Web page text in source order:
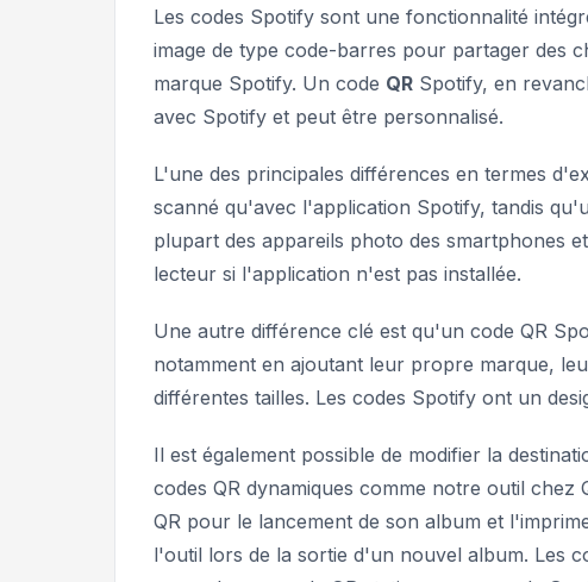
Les codes Spotify sont une fonctionnalité
image de type code-barres pour partager des
marque Spotify. Un code QR Spotify, en
avec Spotify et peut être personnalisé.
L'une des principales différences en termes
scanné qu'avec l'application Spotify, tandis
plupart des appareils photo des smartphones
lecteur si l'application n'est pas installée.
Une autre différence clé est qu'un code QR
notamment en ajoutant leur propre marque,
différentes tailles. Les codes Spotify ont un
Il est également possible de modifier la
codes QR dynamiques comme notre outil
QR pour le lancement de son album et
l'outil lors de la sortie d'un nouvel album. Les